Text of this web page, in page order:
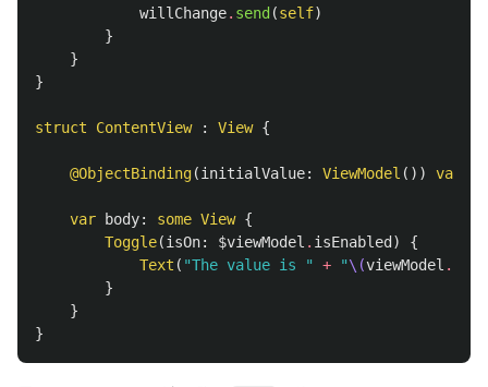
willChange. send (self)
}
}
}
struct ContentView : View {
@ObjectBinding(initialValue: ViewModel ()) var
var body: some View {
Toggle(isOn: $viewModel . isEnabled )
{
Text ( "The value is " + "\(viewModel .
}
}
}